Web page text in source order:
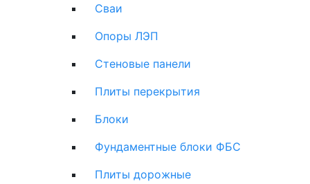
Сваи
Опоры ЛЭП
Стеновые панели
Плиты перекрытия
Блоки
Фундаментные блоки ФБС
Плиты дорожные